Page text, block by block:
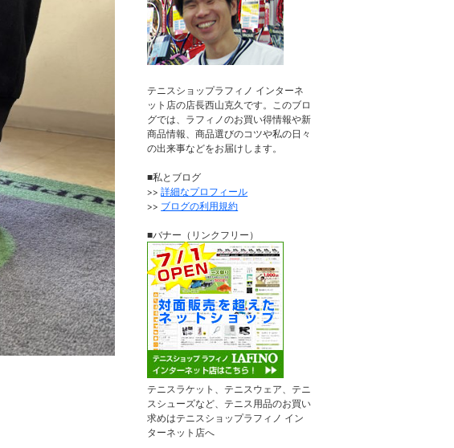
テニスショップラフィノ インターネ
ット店の店長西山克久です。このブロ
グでは、ラフィノのお買い得情報や新
商品情報、商品選びのコツや私の日々
の出来事などをお届けします。
■私とブログ
>>詳細なプロフィール
>> ブログの利用規約
■バナー（リンクフリー）
テニスラケット、テニスウェア、テニ
スシューズなど、テニス用品のお買い
求めはテニスショップラフィノ イン
ターネット店へ